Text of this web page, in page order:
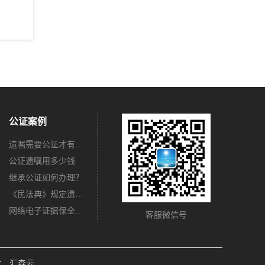
公证案例
遗嘱需要公证才有法律效力吗？
公证遗嘱用多少钱
继承公证如何办理？
《民法典》规定遗嘱不公证有法律效力吗？
网络电子证据保全公证怎么办理？
客服微信号